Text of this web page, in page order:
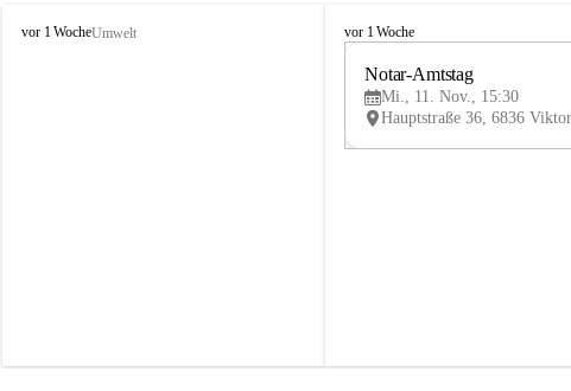
V
vor 1 WocheUmwelt
V
vor 1 Woche
Notar-Amtstag
Mi., 11. Nov., 15:30